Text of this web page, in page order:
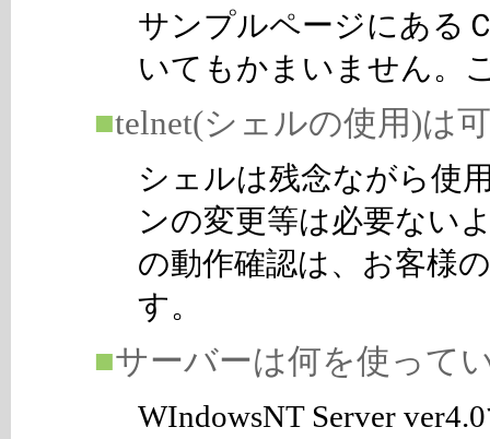
サンプルページにある
いてもかまいません。
■telnet(シェルの使用)は
シェルは残念ながら使
ンの変更等は必要ない
の動作確認は、お客様
す。
■サーバーは何を使って
WIndowsNT Server